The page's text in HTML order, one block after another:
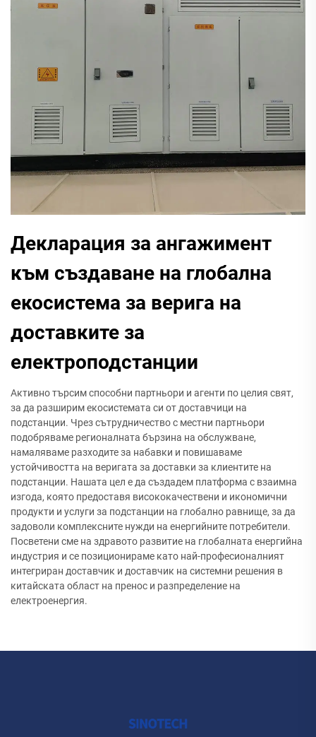
Декларация за ангажимент
към създаване на глобална
екосистема за верига на
доставките за
електроподстанции
Активно търсим способни партньори и агенти по целия свят,
за да разширим екосистемата си от доставчици на
подстанции. Чрез сътрудничество с местни партньори
подобряваме регионалната бързина на обслужване,
намаляваме разходите за набавки и повишаваме
устойчивостта на веригата за доставки за клиентите на
подстанции. Нашата цел е да създадем платформа с взаимна
изгода, която предоставя висококачествени и икономични
продукти и услуги за подстанции на глобално равнище, за да
задоволи комплексните нужди на енергийните потребители.
Посветени сме на здравото развитие на глобалната енергийна
индустрия и се позиционираме като най-професионалният
интегриран доставчик и доставчик на системни решения в
китайската област на пренос и разпределение на
електроенергия.